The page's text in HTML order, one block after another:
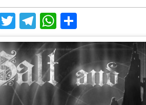
Facebook
TwitterTelegram
WhatsApp